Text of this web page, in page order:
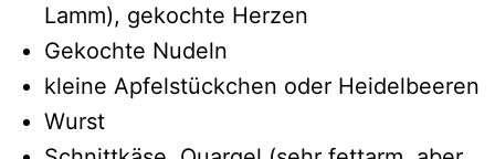
Lamm), gekochte Herzen
Gekochte Nudeln
kleine Apfelstückchen oder Heidelbeeren
Wurst